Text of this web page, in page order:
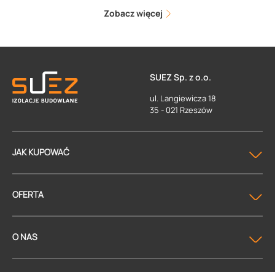
Zobacz więcej
SUEZ Sp. z o.o.
ul. Langiewicza 18
35 - 021 Rzeszów
JAK KUPOWAĆ
OFERTA
O NAS